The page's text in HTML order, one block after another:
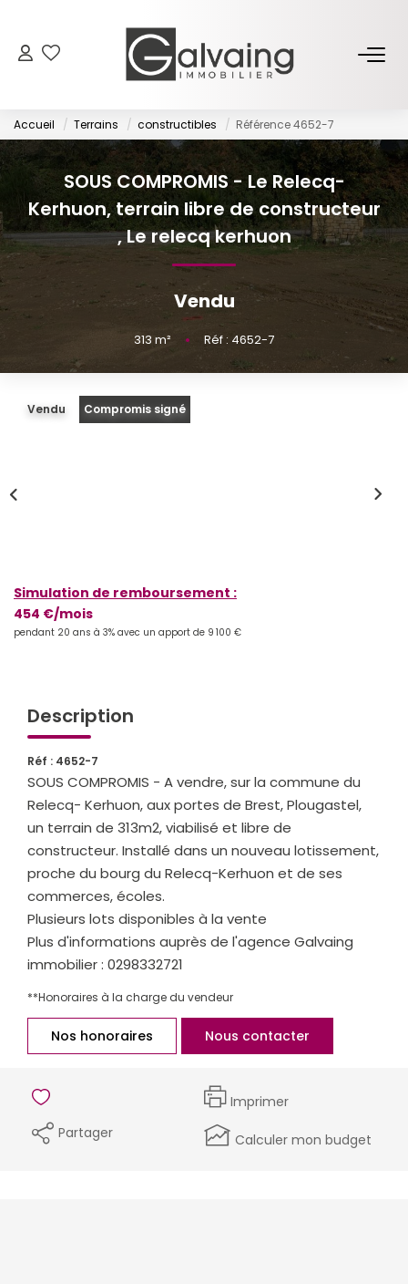
À Vendre
À Louer
PROGRAMMES NEUFS
ESTIMER
GESTION LOCATIVE
L’AGENCE
ESPACE CLIENT
Accueil Terrains constructibles Référence 4652-7
SOUS COMPROMIS - Le Relecq-
Kerhuon, terrain libre de constructeur
,Le relecq kerhuon
Vendu
313 m² • Réf : 4652-7
Vendu Compromis signé
Simulation de remboursement :
454 €/mois
pendant 20 ans à 3% avec un apport de 9 100 €
Description
Réf : 4652-7
SOUS COMPROMIS - A vendre, sur la commune du
Relecq- Kerhuon, aux portes de Brest, Plougastel,
un terrain de 313m2, viabilisé et libre de
constructeur. Installé dans un nouveau lotissement,
proche du bourg du Relecq-Kerhuon et de ses
commerces, écoles.
Plusieurs lots disponibles à la vente
Plus d'informations auprès de l'agence Galvaing
immobilier : 0298332721
**Honoraires à la charge du vendeur
Nos honoraires Nous contacter
Imprimer
Partager
Calculer mon budget